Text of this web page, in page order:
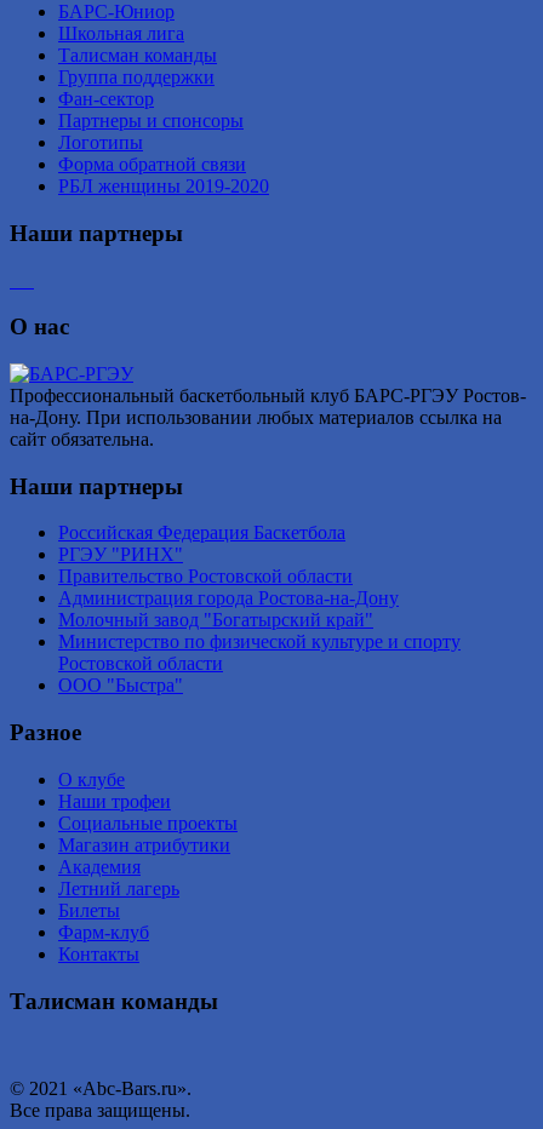
БАРС-Юниор
Школьная лига
Талисман команды
Группа поддержки
Фан-сектор
Партнеры и спонсоры
Логотипы
Форма обратной связи
РБЛ женщины 2019-2020
Наши партнеры
О нас
Профессиональный баскетбольный клуб БАРС-РГЭУ Ростов-
на-Дону. При использовании любых материалов ссылка на
сайт обязательна.
Наши партнеры
Российская Федерация Баскетбола
РГЭУ "РИНХ"
Правительство Ростовской области
Администрация города Ростова-на-Дону
Молочный завод "Богатырский край"
Министерство по физической культуре и спорту
Ростовской области
ООО "Быстра"
Разное
О клубе
Наши трофеи
Социальные проекты
Магазин атрибутики
Академия
Летний лагерь
Билеты
Фарм-клуб
Контакты
Талисман команды
© 2021 «Abc-Bars.ru».
Все права защищены.